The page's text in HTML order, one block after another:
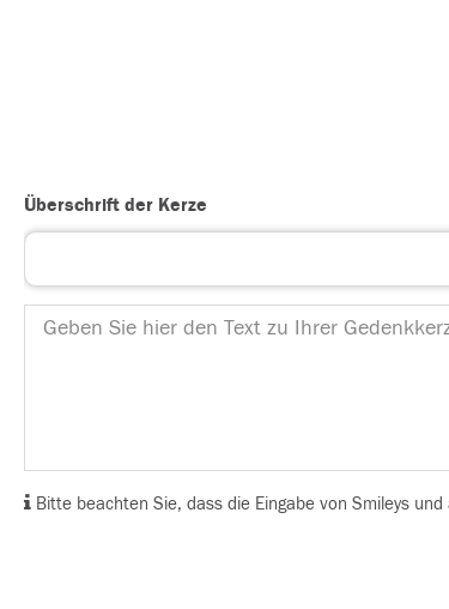
Überschrift der Kerze
Bitte beachten Sie, dass die Eingabe von Smileys